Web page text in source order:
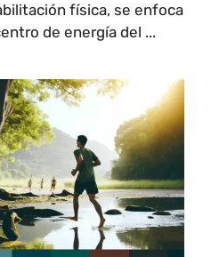
física, se enfoca
de energía del ...